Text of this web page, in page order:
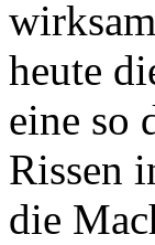
heute
eine so
Rissen
die